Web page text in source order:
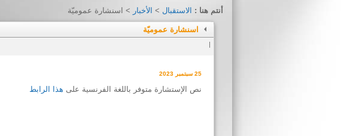
أنتم هنا : الاستقبال > الأخبار > اسنشارة عموميّة
اسنشارة عموميّة
|
25 سبتمبر 2023
نص الإستشارة متوفر باللغة الفرنسية على هذا الرابط